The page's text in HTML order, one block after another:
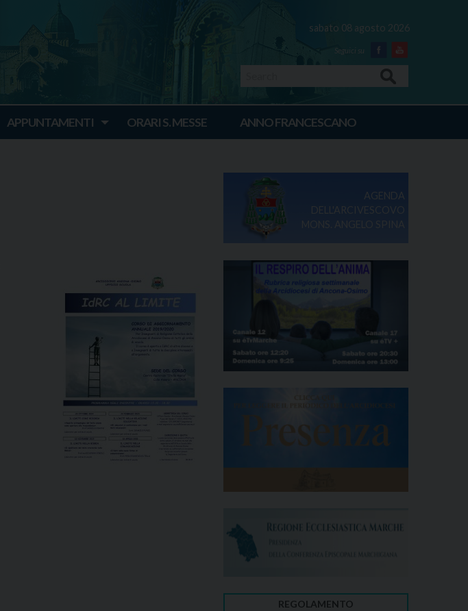
sabato 08 agosto 2026
Facebook
Youtube
APPUNTAMENTI ORARI S. MESSE ANNO FRANCESCANO
AGENDA
DELL'ARCIVESCOVO
REGOLAMENTO